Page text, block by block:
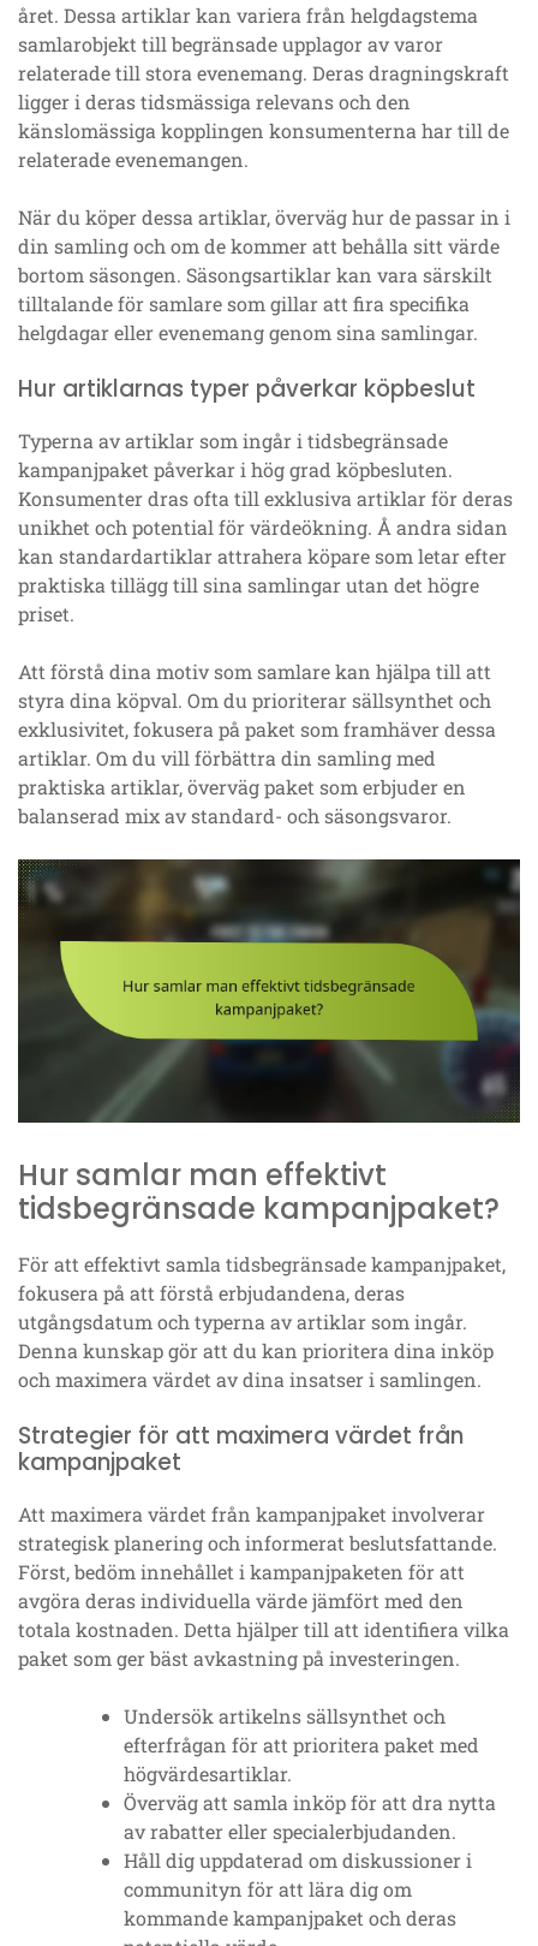
året. Dessa artiklar kan variera från helgdagstema
samlarobjekt till begränsade upplagor av varor
relaterade till stora evenemang. Deras dragningskraft
ligger i deras tidsmässiga relevans och den
känslomässiga kopplingen konsumenterna har till de
relaterade evenemangen.
När du köper dessa artiklar, överväg hur de passar in i
din samling och om de kommer att behålla sitt värde
bortom säsongen. Säsongsartiklar kan vara särskilt
tilltalande för samlare som gillar att fira specifika
helgdagar eller evenemang genom sina samlingar.
Hur artiklarnas typer påverkar köpbeslut
Typerna av artiklar som ingår i tidsbegränsade
kampanjpaket påverkar i hög grad köpbesluten.
Konsumenter dras ofta till exklusiva artiklar för deras
unikhet och potential för värdeökning. Å andra sidan
kan standardartiklar attrahera köpare som letar efter
praktiska tillägg till sina samlingar utan det högre
priset.
Att förstå dina motiv som samlare kan hjälpa till att
styra dina köpval. Om du prioriterar sällsynthet och
exklusivitet, fokusera på paket som framhäver dessa
artiklar. Om du vill förbättra din samling med
praktiska artiklar, överväg paket som erbjuder en
balanserad mix av standard- och säsongsvaror.
Hur samlar man effektivt
tidsbegränsade kampanjpaket?
För att effektivt samla tidsbegränsade kampanjpaket,
fokusera på att förstå erbjudandena, deras
utgångsdatum och typerna av artiklar som ingår.
Denna kunskap gör att du kan prioritera dina inköp
och maximera värdet av dina insatser i samlingen.
Strategier för att maximera värdet från
kampanjpaket
Att maximera värdet från kampanjpaket involverar
strategisk planering och informerat beslutsfattande.
Först, bedöm innehållet i kampanjpaketen för att
avgöra deras individuella värde jämfört med den
totala kostnaden. Detta hjälper till att identifiera vilka
paket som ger bäst avkastning på investeringen.
Undersök artikelns sällsynthet och
efterfrågan för att prioritera paket med
högvärdesartiklar.
Överväg att samla inköp för att dra nytta
av rabatter eller specialerbjudanden.
Håll dig uppdaterad om diskussioner i
communityn för att lära dig om
kommande kampanjpaket och deras